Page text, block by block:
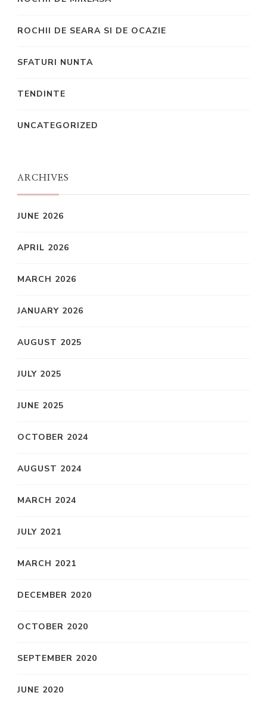
ROCHII DE SEARA SI DE OCAZIE
SFATURI NUNTA
TENDINTE
UNCATEGORIZED
ARCHIVES
JUNE 2026
APRIL 2026
MARCH 2026
JANUARY 2026
AUGUST 2025
JULY 2025
JUNE 2025
OCTOBER 2024
AUGUST 2024
MARCH 2024
JULY 2021
MARCH 2021
DECEMBER 2020
OCTOBER 2020
SEPTEMBER 2020
JUNE 2020